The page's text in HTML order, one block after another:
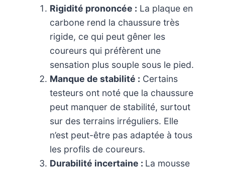
Rigidité prononcée : La plaque en
carbone rend la chaussure très
rigide, ce qui peut gêner les
coureurs qui préfèrent une
sensation plus souple sous le pied.
Manque de stabilité : Certains
testeurs ont noté que la chaussure
peut manquer de stabilité, surtout
sur des terrains irréguliers. Elle
n’est peut-être pas adaptée à tous
les profils de coureurs.
Durabilité incertaine : La mousse